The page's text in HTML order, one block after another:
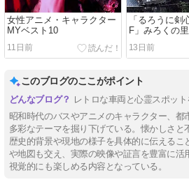
女性アニメ・キャラクター
MYベスト10
11日前
「るろうに剣
F」みろくの
ケシーン
13日前
このブログのここがポイント
レトロな車両と心霊スポッ
昭和時代のバスやアニメのキャラクター、都
多彩なテーマを掘り下げている。懐かしさと
歴史的背景や現地の様子を具体的に伝えるこ
や地図も交え、実際の映像や証言を豊富に活
視覚的にも楽しめる内容となっている。